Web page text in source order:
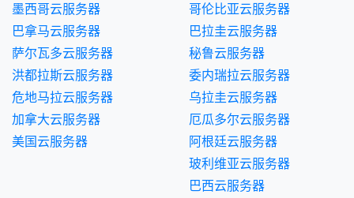
墨西哥云服务器
巴拿马云服务器
萨尔瓦多云服务器
洪都拉斯云服务器
危地马拉云服务器
加拿大云服务器
美国云服务器
哥伦比亚云服务器
巴拉圭云服务器
秘鲁云服务器
委内瑞拉云服务器
乌拉圭云服务器
厄瓜多尔云服务器
阿根廷云服务器
玻利维亚云服务器
巴西云服务器